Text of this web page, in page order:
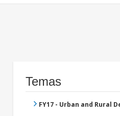
Temas
FY17 - Urban and Rural